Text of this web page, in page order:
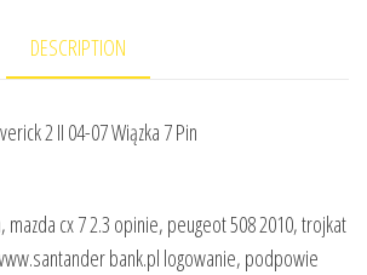
DESCRIPTION
2 II 04-07 Wiązka 7 Pin
mazda cx 7 2.3 opinie, peugeot 508 2010, trojkat
bank.pl logowanie, podpowie